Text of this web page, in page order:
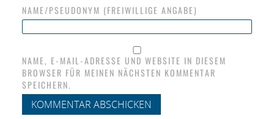
NAME/PSEUDONYM (FREIWILLIGE ANGABE)
NAME, E-MAIL-ADRESSE UND WEBSITE IN DIESEM
BROWSER FÜR MEINEN NÄCHSTEN KOMMENTAR
SPEICHERN.